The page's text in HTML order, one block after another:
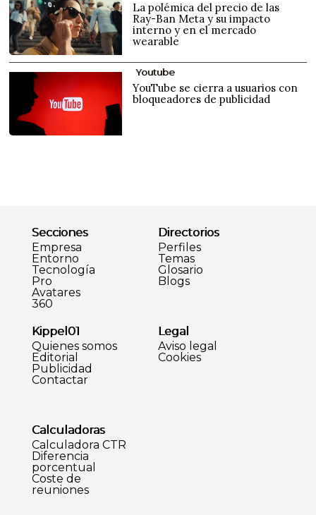
La polémica del precio de las
Ray-Ban Meta y su impacto
interno y en el mercado
wearable
Youtube
YouTube se cierra a usuarios con
bloqueadores de publicidad
Secciones
Empresa
Entorno
Tecnología
Pro
Avatares
360
Directorios
Perfiles
Temas
Glosario
Blogs
Kippel01
Quienes somos
Editorial
Publicidad
Contactar
Legal
Aviso legal
Cookies
Calculadoras
Calculadora CTR
Diferencia
porcentual
Coste de
reuniones